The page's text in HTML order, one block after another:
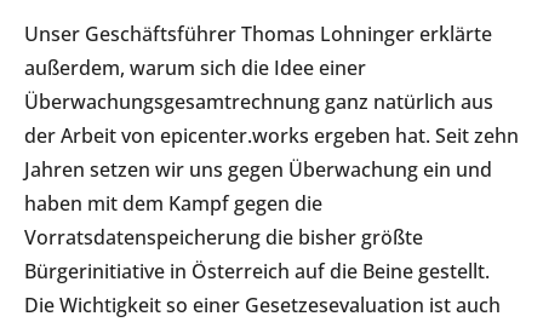
Unser Geschäftsführer Thomas Lohninger erklärte
außerdem, warum sich die Idee einer
Überwachungsgesamtrechnung ganz natürlich aus
der Arbeit von epicenter.works ergeben hat. Seit zehn
Jahren setzen wir uns gegen Überwachung ein und
haben mit dem Kampf gegen die
Vorratsdatenspeicherung die bisher größte
Bürgerinitiative in Österreich auf die Beine gestellt.
Die Wichtigkeit so einer Gesetzesevaluation ist auch